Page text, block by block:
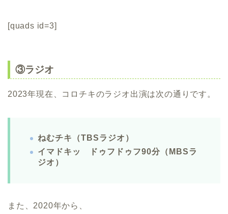
[quads id=3]
③ラジオ
2023年現在、コロチキのラジオ出演は次の通りです。
ねむチキ（TBSラジオ）
イマドキッ ドゥフドゥフ90分（MBSラ
ジオ）
また、2020年から、